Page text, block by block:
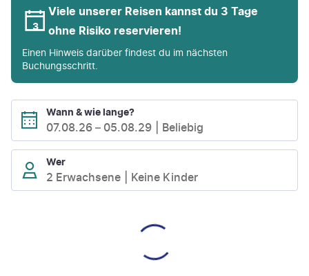
Viele unserer Reisen kannst du 3 Tage
ohne Risiko reservieren!
Einen Hinweis darüber findest du im nächsten
Buchungsschritt.
Wann & wie lange?
07.08.26 – 05.08.29 Beliebig
Wer
2 Erwachsene Keine Kinder